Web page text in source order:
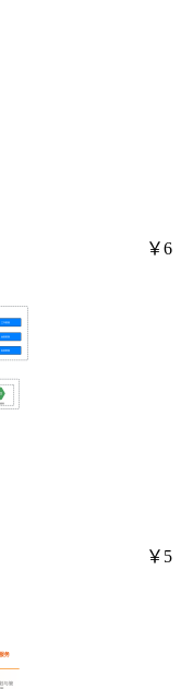
￥6
￥5